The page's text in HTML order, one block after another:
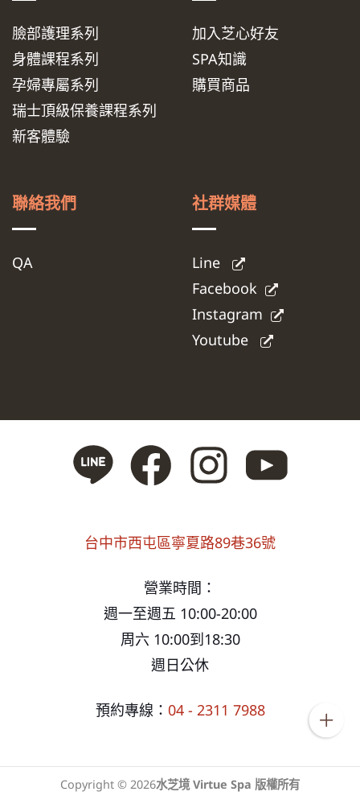
臉部護理系列
身體課程系列
孕婦專屬系列
瑞士頂級保養課程系列
新客體驗
加入芝心好友
SPA知識
購買商品
聯絡我們
QA
社群媒體
Line
Facebook
Instagram
Youtube
台中市西屯區寧夏路89巷36號
營業時間：
週一至週五 10:00-20:00
周六 10:00到18:30
週日公休
預約專線： 04 - 2311 7988
Copyright © 2026水芝境 Virtue Spa 版權所有